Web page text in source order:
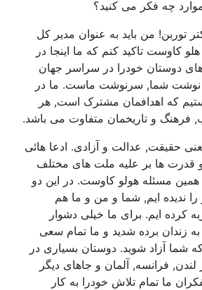
چه فکر می کنید؟
من باید به عنوان مدیر کل
تاکید کنم که ما اینجا در
دوستان خودرا در سراسر جهان
شما, سرنوشت ماست. ما در
که اهدافمان مشترک است, هر
و تاریخمان متفاوت می باشد.
عدالت و آزادی. ادعا هائی
ها بر علیه ملت های مختلف
مسئله هولو کاوست. در این دو
ایم, شما و من و ما هم
ایم. برای ما خیلی دشوار
برده شدید و ما تمام سعی
آزاد شوید. دوستان بسیاری در
فرانسه, آلمان و جاهای دیگر
ما تمام تلاش خودرا به کار